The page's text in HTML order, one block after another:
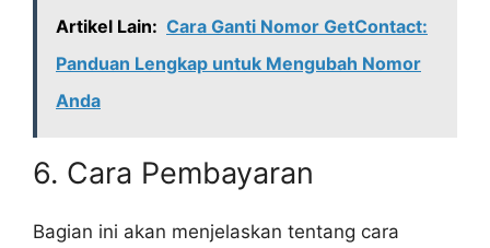
Artikel Lain: Cara Ganti Nomor GetContact:
Panduan Lengkap untuk Mengubah Nomor
Anda
6. Cara Pembayaran
Bagian ini akan menjelaskan tentang cara